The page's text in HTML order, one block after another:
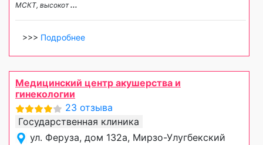
МСКТ, высокот...
>>> Подробнее
Медицинский центр акушерства и
гинекологии
23 отзыва
Государственная клиника
ул. Феруза, дом 132а, Мирзо-Улугбекский